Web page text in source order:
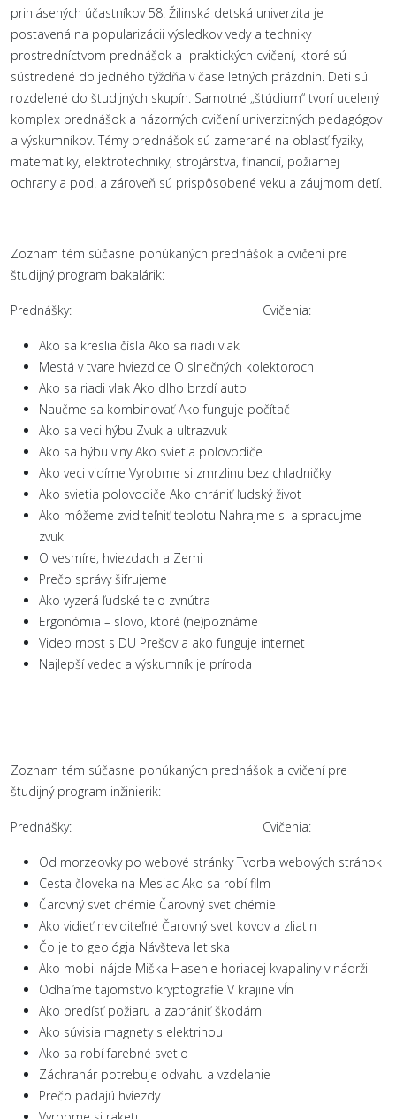
prihlásených účastníkov 58. Žilinská detská univerzita je
postavená na popularizácii výsledkov vedy a techniky
prostredníctvom prednášok a praktických cvičení, ktoré sú
sústredené do jedného týždňa v čase letných prázdnin. Deti sú
rozdelené do študijných skupín. Samotné „štúdium“ tvorí ucelený
komplex prednášok a názorných cvičení univerzitných pedagógov
a výskumníkov. Témy prednášok sú zamerané na oblasť fyziky,
matematiky, elektrotechniky, strojárstva, financií, požiarnej
ochrany a pod. a zároveň sú prispôsobené veku a záujmom detí.
Zoznam tém súčasne ponúkaných prednášok a cvičení pre
študijný program bakalárik:
Prednášky: Cvičenia:
Ako sa kreslia čísla Ako sa riadi vlak
Mestá v tvare hviezdice O slnečných kolektoroch
Ako sa riadi vlak Ako dlho brzdí auto
Naučme sa kombinovať Ako funguje počítač
Ako sa veci hýbu Zvuk a ultrazvuk
Ako sa hýbu vlny Ako svietia polovodiče
Ako veci vidíme Vyrobme si zmrzlinu bez chladničky
Ako svietia polovodiče Ako chrániť ľudský život
Ako môžeme zviditeľniť teplotu Nahrajme si a spracujme
zvuk
O vesmíre, hviezdach a Zemi
Prečo správy šifrujeme
Ako vyzerá ľudské telo zvnútra
Ergonómia – slovo, ktoré (ne)poznáme
Video most s DU Prešov a ako funguje internet
Najlepší vedec a výskumník je príroda
Zoznam tém súčasne ponúkaných prednášok a cvičení pre
študijný program inžinierik:
Prednášky: Cvičenia:
Od morzeovky po webové stránky Tvorba webových stránok
Cesta človeka na Mesiac Ako sa robí film
Čarovný svet chémie Čarovný svet chémie
Ako vidieť neviditeľné Čarovný svet kovov a zliatin
Čo je to geológia Návšteva letiska
Ako mobil nájde Miška Hasenie horiacej kvapaliny v nádrži
Odhaľme tajomstvo kryptografie V krajine vĺn
Ako predísť požiaru a zabrániť škodám
Ako súvisia magnety s elektrinou
Ako sa robí farebné svetlo
Záchranár potrebuje odvahu a vzdelanie
Prečo padajú hviezdy